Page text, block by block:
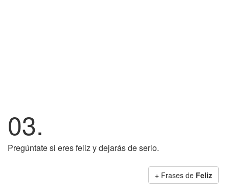
03.
Pregúntate si eres feliz y dejarás de serlo.
+ Frases de Feliz